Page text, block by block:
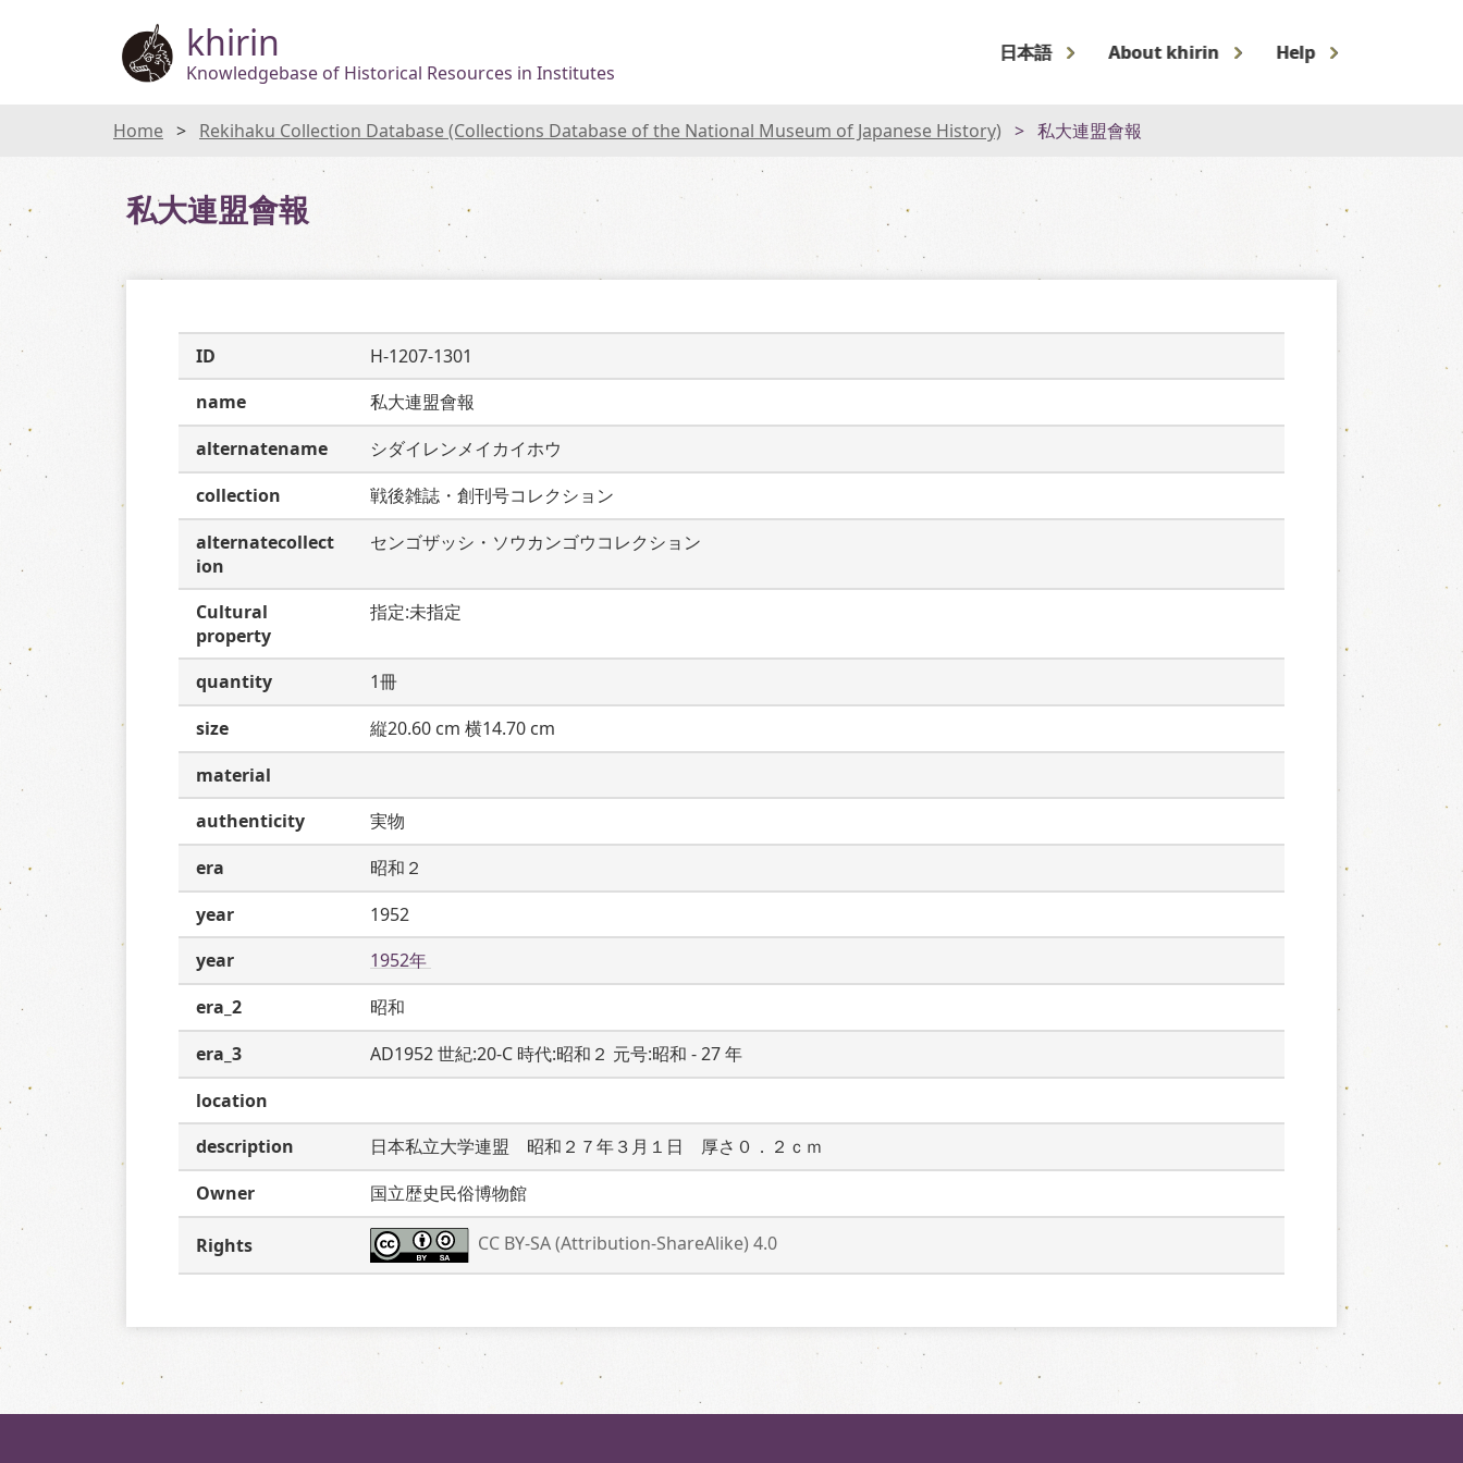
khirin
Knowledgebase of Historical Resources in Institutes
日本語 About khirin Help
Home Rekihaku Collection Database (Collections Database of the National Museum of Japanese History) 私大連盟會報
私大連盟會報
ID
H-1207-1301
name
私大連盟會報
alternatename
シダイレンメイカイホウ
collection
戦後雑誌・創刊号コレクション
alternatecollect
ion
センゴザッシ・ソウカンゴウコレクション
Cultural
property
指定:未指定
quantity
1冊
size
縦20.60 cm 横14.70 cm
material
authenticity
実物
era
昭和２
year
1952
year
1952年
era_2
昭和
era_3
AD1952 世紀:20-C 時代:昭和２ 元号:昭和 - 27 年
location
description
日本私立大学連盟　昭和２７年３月１日　厚さ０．２ｃｍ
Owner
国立歴史民俗博物館
Rights CC BY-SA (Attribution-ShareAlike) 4.0